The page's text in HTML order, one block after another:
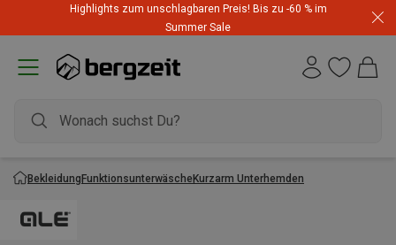
Highlights zum unschlagbaren Preis! Bis zu -60 % im
Summer Sale
BekleidungFunktionsunterwäscheKurzarm Unterhemden